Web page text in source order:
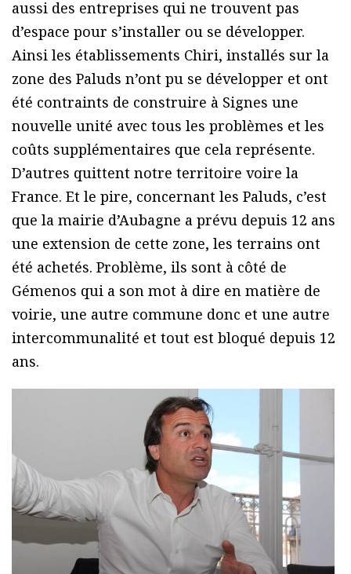
aussi des entreprises qui ne trouvent pas
d’espace pour s’installer ou se développer.
Ainsi les établissements Chiri, installés sur la
zone des Paluds n’ont pu se développer et ont
été contraints de construire à Signes une
nouvelle unité avec tous les problèmes et les
coûts supplémentaires que cela représente.
D’autres quittent notre territoire voire la
France. Et le pire, concernant les Paluds, c’est
que la mairie d’Aubagne a prévu depuis 12 ans
une extension de cette zone, les terrains ont
été achetés. Problème, ils sont à côté de
Gémenos qui a son mot à dire en matière de
voirie, une autre commune donc et une autre
intercommunalité et tout est bloqué depuis 12
ans.